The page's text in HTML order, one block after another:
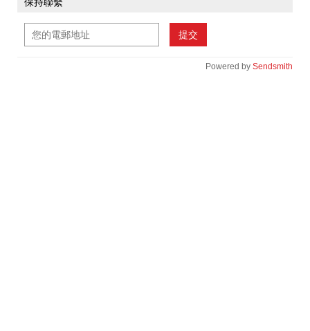
保持聯繫
提交
Powered by Sendsmith